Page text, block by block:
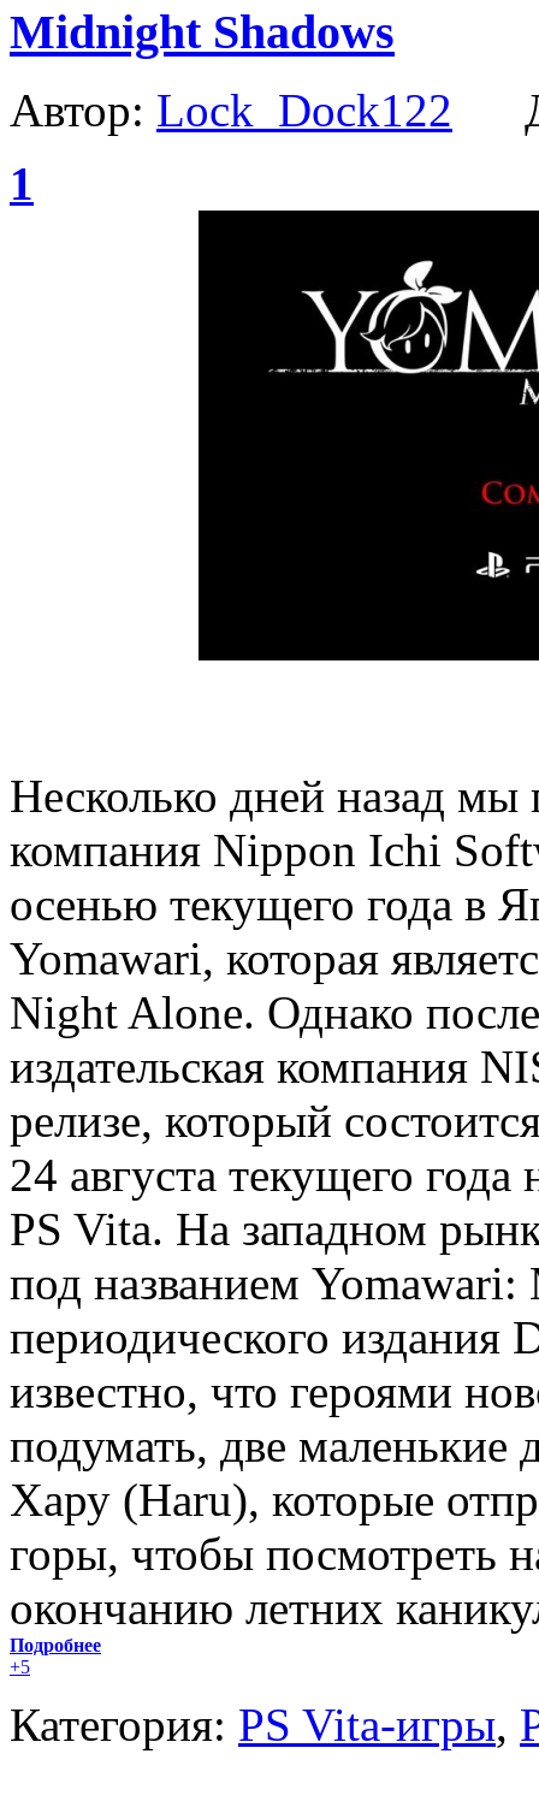
Midnight Shadows
Автор: Lock_Dock122
1
Несколько дней назад мы
компания Nippon Ichi
осенью текущего года в
Yomawari, которая
Night Alone. Однако
издательская компания
релизе, который
24 августа текущего
PS Vita. На западном
под названием
периодического издания
известно, что героями
подумать, две
Хару (Haru), которые
горы, чтобы посмотреть
окончанию летних
Подробнее
+5
Категория: PS Vita-игры,